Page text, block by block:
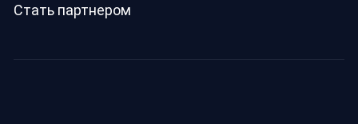
Стать партнером